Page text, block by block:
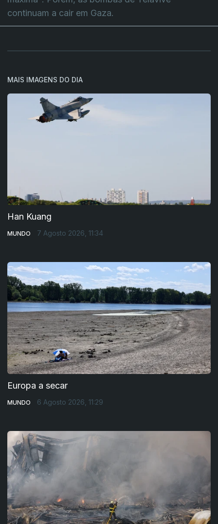
continuam a cair em Gaza.
MAIS IMAGENS DO DIA
Han Kuang
MUNDO 7 Agosto 2026, 11:34
Europa a secar
MUNDO 6 Agosto 2026, 11:29